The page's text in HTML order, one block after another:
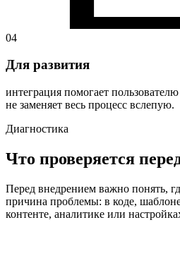
04
Для развития
интеграция помогает
не заменяет весь процесс вслепую.
Диагностика
Что проверяется
Перед внедрением важно понять,
причина проблемы: в коде,
контенте, аналитике или